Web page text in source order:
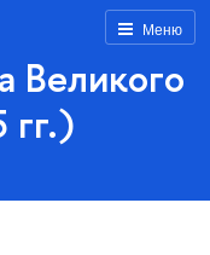
Меню
Великого